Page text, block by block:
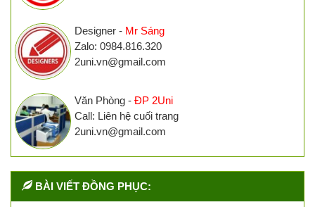
Designer - Mr Sáng
Zalo: 0984.816.320
2uni.vn@gmail.com
Văn Phòng - ĐP 2Uni
Call: Liên hệ cuối trang
2uni.vn@gmail.com
BÀI VIẾT ĐỒNG PHỤC: